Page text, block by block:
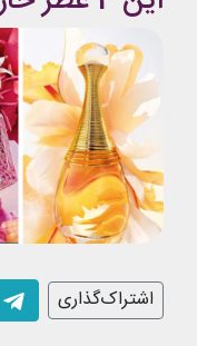
اشتراک‌گذاری